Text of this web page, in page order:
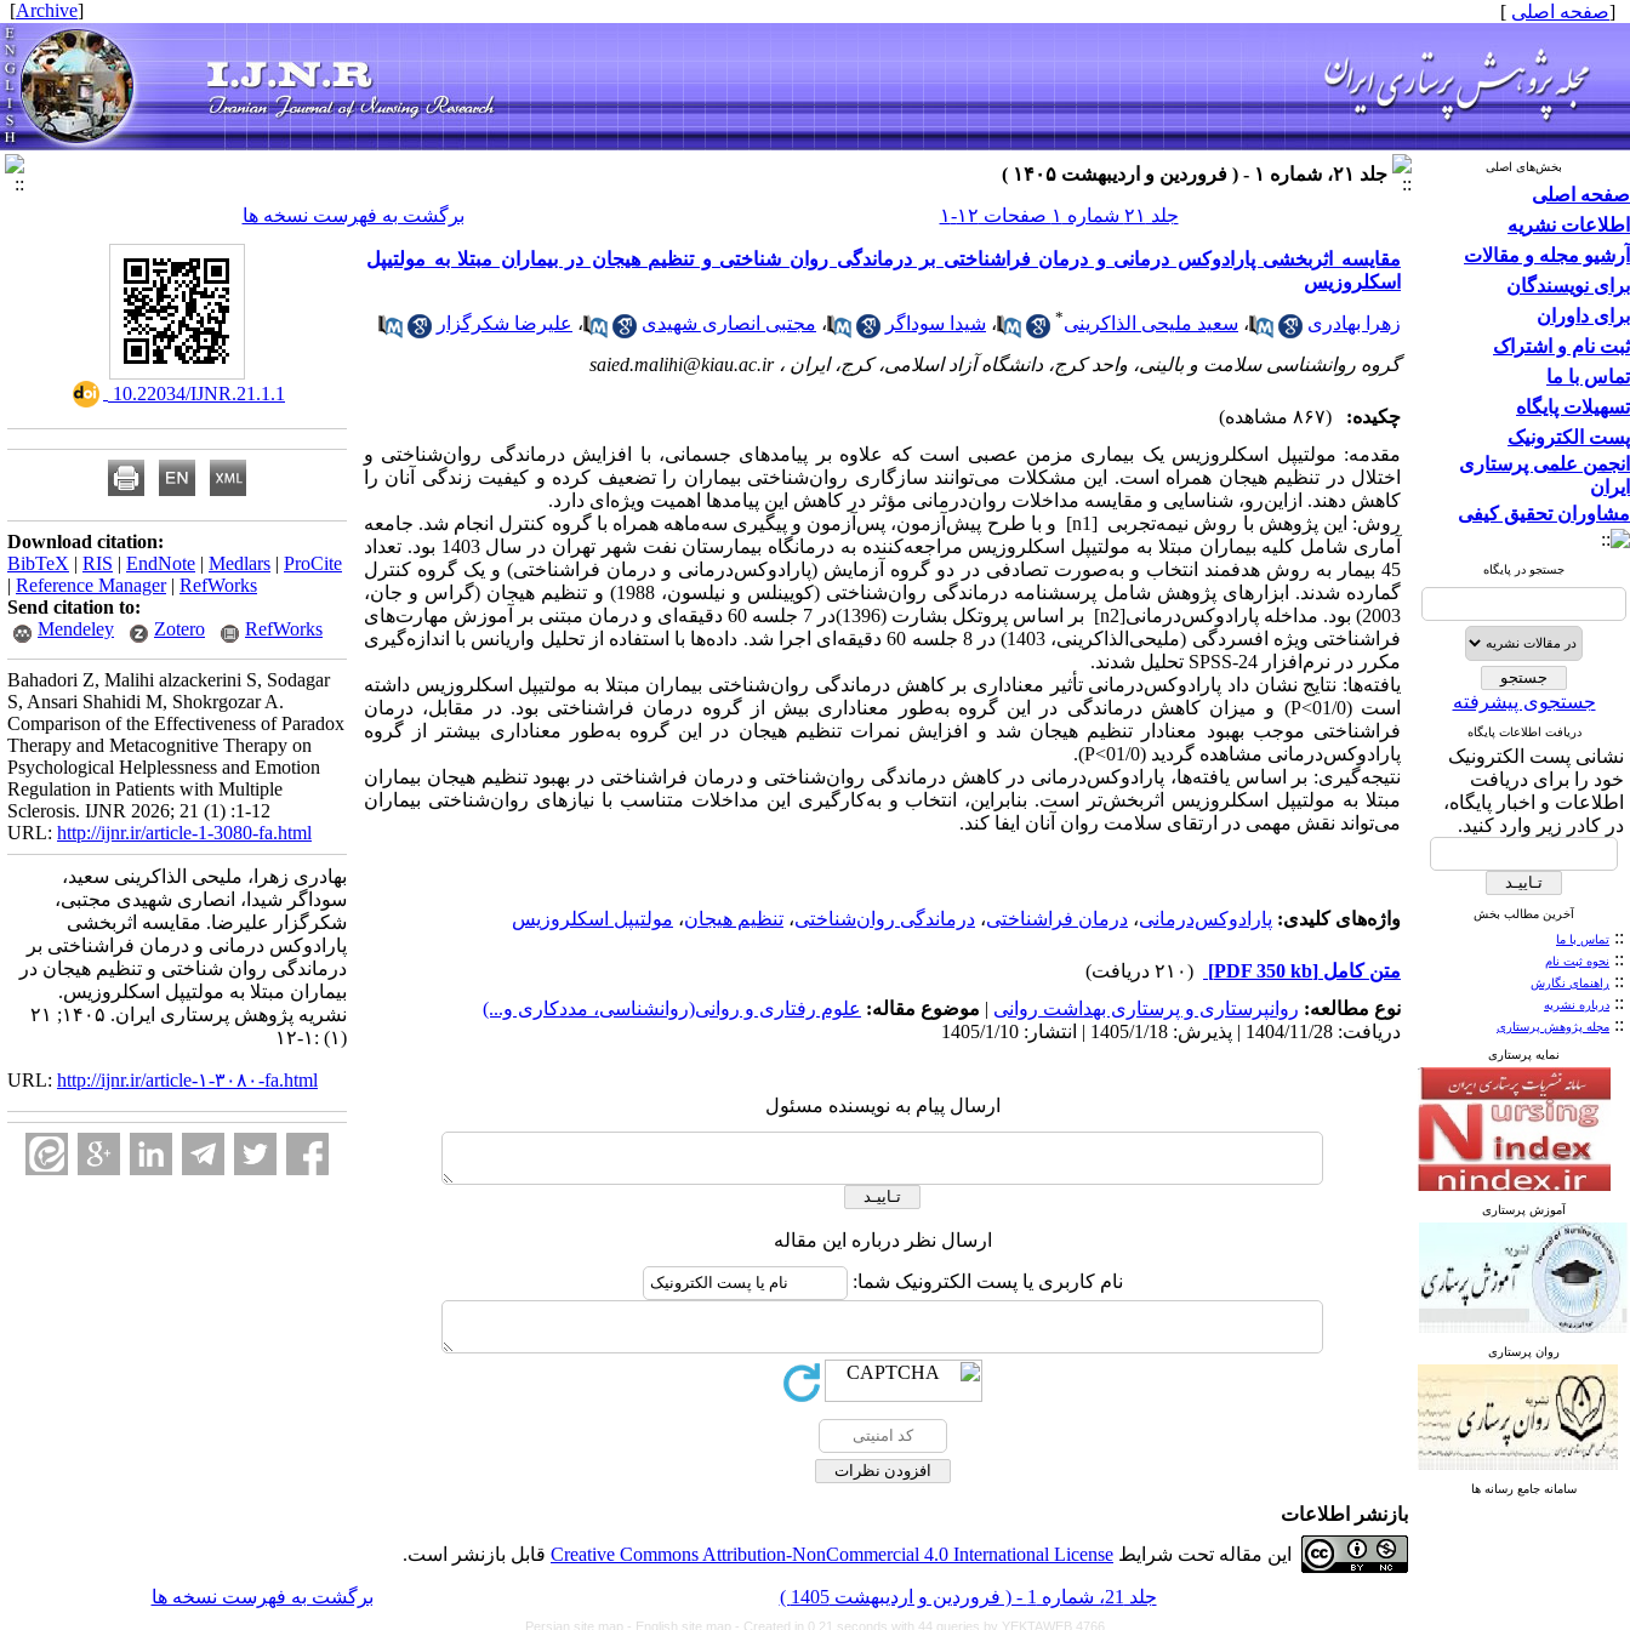
[صفحه اصلی ]
[
Archive
]
بخش‌های اصلی
صفحه اصلی
اطلاعات نشریه
آرشیو مجله و مقالات
برای نویسندگان
برای داوران
ثبت نام و اشتراک
تماس با ما
تسهیلات پایگاه
پست الکترونیک
انجمن علمی پرستاری
ایران
مشاوران تحقیق کیفی
جستجو در پایگاه
جستجوی پیشرفته
دریافت اطلاعات پایگاه
نشانی پست الکترونیک
خود را برای دریافت
اطلاعات و اخبار پایگاه،
در کادر زیر وارد کنید.
آخرین مطالب بخش
:: تماس با ما
:: نحوه ثبت نام
:: راهنمای نگارش
:: درباره نشریه
:: مجله پژوهش پرستاری
نمایه پرستاری
آموزش پرستاری
روان پرستاری
سامانه جامع رسانه ها
جلد ۲۱، شماره ۱ - ( فروردین و اردیبهشت ۱۴۰۵ )
جلد ۲۱ شماره ۱ صفحات ۱۲-۱
برگشت به فهرست نسخه ها
مقایسه اثربخشی پارادوکس درمانی و درمان فراشناختی بر درماندگی روان شناختی و تنظیم هیجان در بیماران مبتلا به مولتیپل
اسکلروزیس
زهرا بهادری ، سعید ملیحی الذاکرینی* ، شیدا سوداگر ، مجتبی انصاری شهیدی ، علیرضا شکرگزار
گروه روانشناسی سلامت و بالینی، واحد کرج، دانشگاه آزاد اسلامی، کرج، ایران ،saied.malihi@kiau.ac.ir
چکیده:
(۸۶۷ مشاهده)
مقدمه: مولتیپل اسکلروزیس یک بیماری مزمن عصبی است که علاوه بر پیامدهای جسمانی، با افزایش درماندگی روان‌شناختی و
اختلال در تنظیم هیجان همراه است. این مشکلات می‌توانند سازگاری روان‌شناختی بیماران را تضعیف کرده و کیفیت زندگی آنان را
کاهش دهند. ازاین‌رو، شناسایی و مقایسه مداخلات روان‌درمانی مؤثر در کاهش این پیامدها اهمیت ویژه‌ای دارد.
روش: این پژوهش با روش نیمه‌تجربی [n1] و با طرح پیش‌آزمون، پس‌آزمون و پیگیری سه‌ماهه همراه با گروه کنترل انجام شد. جامعه
آماری شامل کلیه بیماران مبتلا به مولتیپل اسکلروزیس مراجعه‌کننده به درمانگاه بیمارستان نفت شهر تهران در سال 1403 بود. تعداد
45 بیمار به روش هدفمند انتخاب و به‌صورت تصادفی در دو گروه آزمایش (پارادوکس‌درمانی و درمان فراشناختی) و یک گروه کنترل
گمارده شدند. ابزارهای پژوهش شامل پرسشنامه درماندگی روان‌شناختی (کویینلس و نیلسون، 1988) و تنظیم هیجان (گراس و جان،
2003) بود. مداخله پارادوکس‌درمانی[n2] بر اساس پروتکل بشارت (1396)در 7 جلسه 60 دقیقه‌ای و درمان مبتنی بر آموزش مهارت‌های
فراشناختی ویژه افسردگی (ملیحی‌الذاکرینی، 1403) در 8 جلسه 60 دقیقه‌ای اجرا شد. داده‌ها با استفاده از تحلیل واریانس با اندازه‌گیری
مکرر در نرم‌افزار SPSS-24 تحلیل شدند.
یافته‌ها: نتایج نشان داد پارادوکس‌درمانی تأثیر معناداری بر کاهش درماندگی روان‌شناختی بیماران مبتلا به مولتیپل اسکلروزیس داشته
است (01/0>P) و میزان کاهش درماندگی در این گروه به‌طور معناداری بیش از گروه درمان فراشناختی بود. در مقابل، درمان
فراشناختی موجب بهبود معنادار تنظیم هیجان شد و افزایش نمرات تنظیم هیجان در این گروه به‌طور معناداری بیشتر از گروه
پارادوکس‌درمانی مشاهده گردید (01/0>P).
نتیجه‌گیری: بر اساس یافته‌ها، پارادوکس‌درمانی در کاهش درماندگی روان‌شناختی و درمان فراشناختی در بهبود تنظیم هیجان بیماران
مبتلا به مولتیپل اسکلروزیس اثربخش‌تر است. بنابراین، انتخاب و به‌کارگیری این مداخلات متناسب با نیازهای روان‌شناختی بیماران
می‌تواند نقش مهمی در ارتقای سلامت روان آنان ایفا کند.
واژه‌های کلیدی: پارادوکس‌درمانی، درمان فراشناختی، درماندگی روان‌شناختی، تنظیم هیجان، مولتیپل اسکلروزیس
متن کامل [PDF 350 kb]
(۲۱۰ دریافت)
نوع مطالعه: روانپرستاری و پرستاری بهداشت روانی | موضوع مقاله: علوم رفتاری و روانی(روانشناسی، مددکاری و...)
دریافت: 1404/11/28 | پذیرش: 1405/1/18 | انتشار: 1405/1/10
ارسال پیام به نویسنده مسئول
ارسال نظر درباره این مقاله
نام کاربری یا پست الکترونیک شما:
‎ 10.22034/IJNR.21.1.1
Download citation:
BibTeX | RIS | EndNote | Medlars | ProCite
| Reference Manager| RefWorks
Send citation to:
Mendeley
Zotero RefWorks
Bahadori Z, Malihi alzackerini S, Sodagar
S, Ansari Shahidi M, Shokrgozar A.
Comparison of the Effectiveness of Paradox
Therapy and Metacognitive Therapy on
Psychological Helplessness and Emotion
Regulation in Patients with Multiple
Sclerosis. IJNR 2026; 21 (1) :1-12
URL: http://ijnr.ir/article-1-3080-fa.html
بهادری زهرا، ملیحی الذاکرینی سعید،
سوداگر شیدا، انصاری شهیدی مجتبی،
شکرگزار علیرضا. مقایسه اثربخشی
پارادوکس درمانی و درمان فراشناختی بر
درماندگی روان شناختی و تنظیم هیجان در
بیماران مبتلا به مولتیپل اسکلروزیس.
نشریه پژوهش پرستاری ایران. ۱۴۰۵; ۲۱
(۱) :۱-۱۲
URL: http://ijnr.ir/article-۱-۳۰۸۰-fa.html
بازنشر اطلاعات
این مقاله تحت شرایط Creative Commons Attribution-NonCommercial 4.0 International License قابل بازنشر است.
جلد 21، شماره 1 - ( فروردین و اردیبهشت 1405 ) برگشت به فهرست نسخه ها
Persian site map - English site map - Created in 0.21 seconds with 44 queries by YEKTAWEB 4766